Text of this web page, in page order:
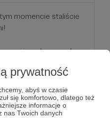
prywatność
abyś w czasie
się komfortowo, dlatego też
informacje o
nas Twoich danych
momencie staliście
na niższych progach,
na naszym
zadawania pytań do
materiałów Q&A